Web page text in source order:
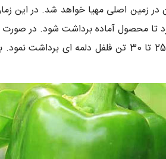
از انجام فرایند انتقال نشا به زمینه اصلی می بایست در حدود 80 روز صبر کرد تا
، میزان آبدهی و رطوبت و... می توان از هر هکتار از این بذر، چیزی در